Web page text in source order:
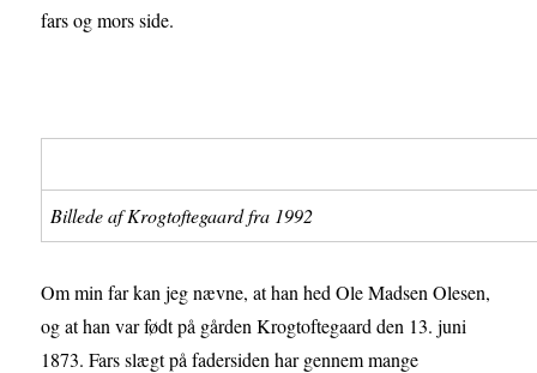
fars og mors side.
Billede af Krogtoftegaard fra 1992
Om min far kan jeg nævne, at han hed Ole Madsen Olesen,
og at han var født på gården Krogtoftegaard den 13. juni
1873. Fars slægt på fadersiden har gennem mange